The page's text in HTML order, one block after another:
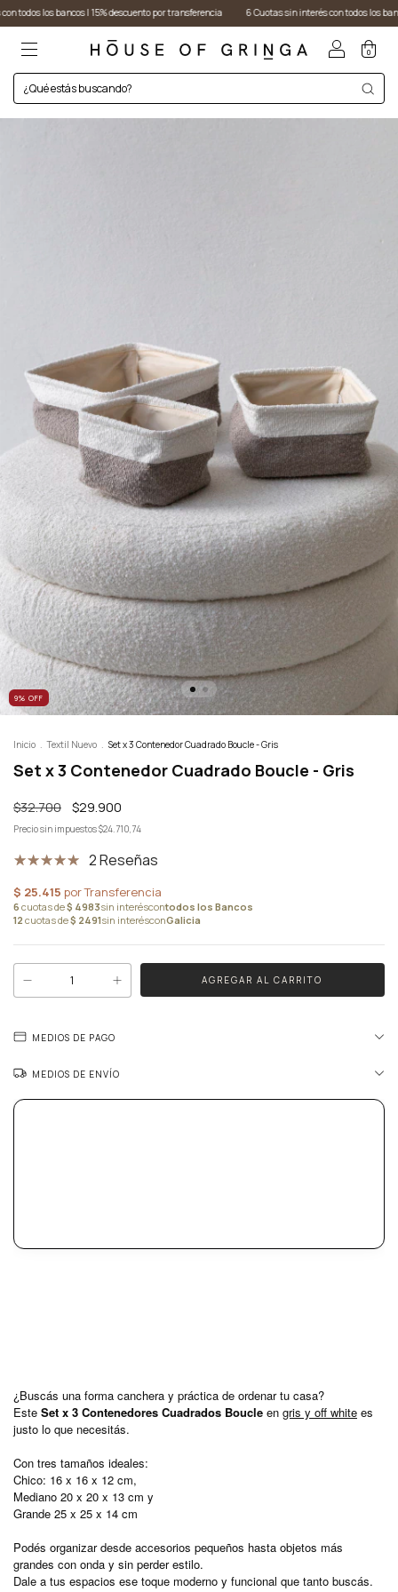
I 15% descuento por transferencia 6 Cuotas sin interés con todos los bancos I 15%
0
9% OFF
Inicio . Textil Nuevo . Set x 3 Contenedor Cuadrado Boucle - Gris
Set x 3 Contenedor Cuadrado Boucle - Gris
$32.700 $29.900
Precio sin impuestos$24.710,74
2 Reseñas
MEDIOS DE PAGO
MEDIOS DE ENVÍO
¿Buscás una forma canchera y práctica de ordenar tu casa?
Este Set x 3 Contenedores Cuadrados Boucle en gris y off white es
justo lo que necesitás.
Con tres tamaños ideales:
Chico: 16 x 16 x 12 cm,
Mediano 20 x 20 x 13 cm y
Grande 25 x 25 x 14 cm
Podés organizar desde accesorios pequeños hasta objetos más
grandes con onda y sin perder estilo.
Dale a tus espacios ese toque moderno y funcional que tanto buscás.